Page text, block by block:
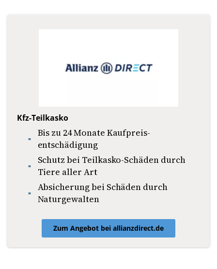
Kfz-Teilkasko
Bis zu 24 Monate Kaufpreis­
entschädigung
Schutz bei Teilkasko-Schäden durch
Tiere aller Art
Absicherung bei Schäden durch
Naturgewalten
Zum Angebot bei allianzdirect.de